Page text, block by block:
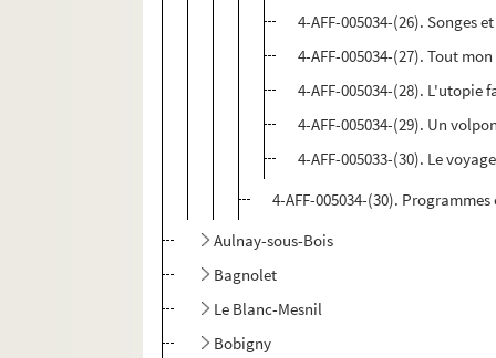
4-AFF-005034-(26). Songes
4-AFF-005034-(27). Tout
4-AFF-005034-(28). L'utopie
4-AFF-005034-(29). Un
4-AFF-005033-(30). Le
4-AFF-005034-(30).
Aulnay-sous-Bois
Bagnolet
Le Blanc-Mesnil
Bobigny